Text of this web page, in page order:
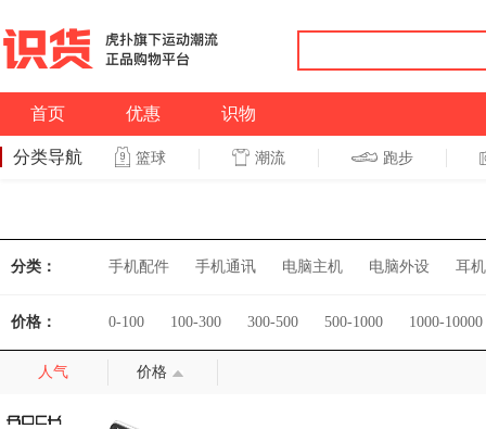
首页 优惠 识物
分类导航 篮球 潮流 跑步
分类： 手机配件 手机通讯 电脑主机 电脑外设 耳
价格： 0-100 100-300 300-500 500-1000 1000-10000
人气 价格